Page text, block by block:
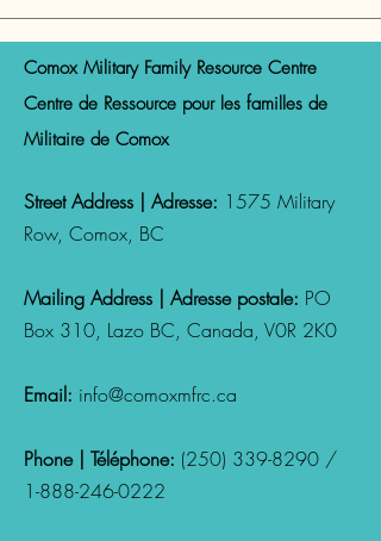
Comox Military Family Resource Centre
Centre de Ressource pour les familles de
Militaire de Comox
Street Address | Adresse: 1575 Military
Row, Comox, BC
Mailing Address | Adresse postale: PO
Box 310, Lazo BC, Canada, V0R 2K0
Email: info@comoxmfrc.ca
Phone | Téléphone: (250) 339-8290 /
1-888-246-0222